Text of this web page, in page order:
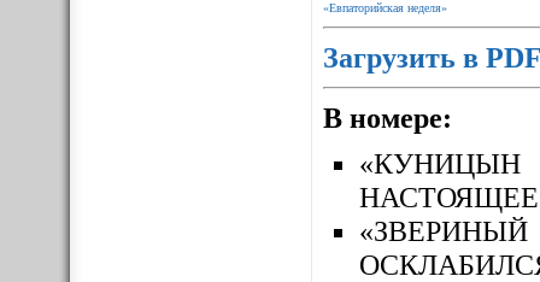
«Евпаторийская неделя»
Загрузить в
В номере:
«КУНИЦЫН